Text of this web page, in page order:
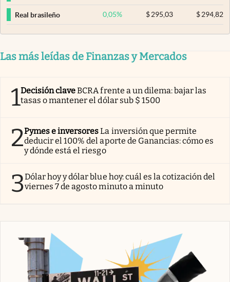
Real brasileño 0,05% $295,03 $294,82
Las más leídas de Finanzas y Mercados
1Decisión claveBCRA frente a un dilema: bajar las
tasas o mantener el dólar sub $ 1500
2Pymes e inversoresLa inversión que permite
deducir el 100% del aporte de Ganancias: cómo es
y dónde está el riesgo
3Dólar hoy y dólar blue hoy: cuál es la cotización del
viernes 7 de agosto minuto a minuto